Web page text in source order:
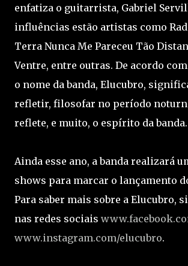
enfatiza o guitarrista, Gabriel
influências estão artistas como
Terra Nunca Me Pareceu Tão
Ventre, entre outras. De acordo
o nome da banda, Elucubro,
refletir, filosofar no período
reflete, e muito, o espírito da banda.
Ainda esse ano, a banda realizará
shows para marcar o lançamento
Para saber mais sobre a Elucubro,
nas redes sociais
www.instagram.com/elucubro.